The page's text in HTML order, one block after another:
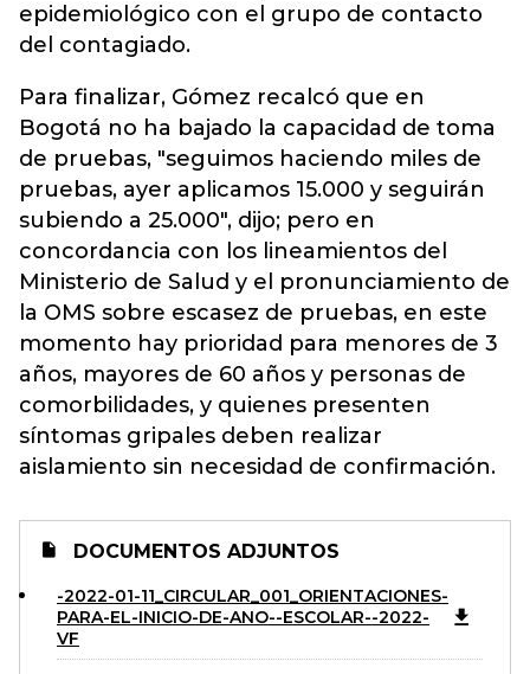
epidemiológico con el grupo de contacto
del contagiado.
Para finalizar, Gómez recalcó que en
Bogotá no ha bajado la capacidad de toma
de pruebas, "seguimos haciendo miles de
pruebas, ayer aplicamos 15.000 y seguirán
subiendo a 25.000", dijo; pero en
concordancia con los lineamientos del
Ministerio de Salud y el pronunciamiento de
la OMS sobre escasez de pruebas, en este
momento hay prioridad para menores de 3
años, mayores de 60 años y personas de
comorbilidades, y quienes presenten
síntomas gripales deben realizar
aislamiento sin necesidad de confirmación.
DOCUMENTOS ADJUNTOS
-2022-01-11_CIRCULAR_001_ORIENTACIONES-
PARA-EL-INICIO-DE-ANO--ESCOLAR--2022-
VF